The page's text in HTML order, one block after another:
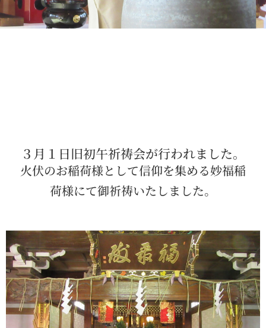
３月１日旧初午祈祷会が行われました。
火伏のお稲荷様として信仰を集める妙福稲
荷様にて御祈祷いたしました。